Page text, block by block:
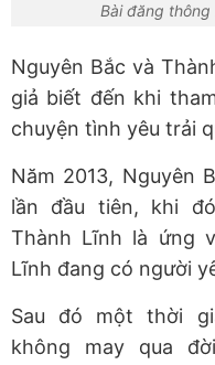
Bài đăng
Nguyên Bắc và
giả biết đến khi
chuyện tình yêu trải
Năm 2013, Nguyên
lần đầu tiên, khi
Thành Lĩnh là ứng
Lĩnh đang có người
Sau đó một thời
không may qua